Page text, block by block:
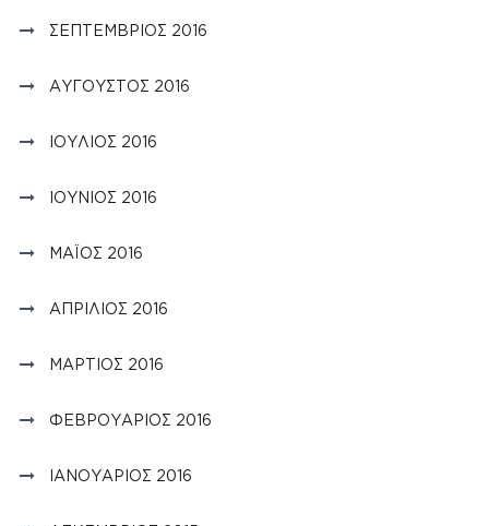
ΣΕΠΤΈΜΒΡΙΟΣ 2016
ΑΎΓΟΥΣΤΟΣ 2016
ΙΟΎΛΙΟΣ 2016
ΙΟΎΝΙΟΣ 2016
ΜΆΙΟΣ 2016
ΑΠΡΊΛΙΟΣ 2016
ΜΆΡΤΙΟΣ 2016
ΦΕΒΡΟΥΆΡΙΟΣ 2016
ΙΑΝΟΥΆΡΙΟΣ 2016